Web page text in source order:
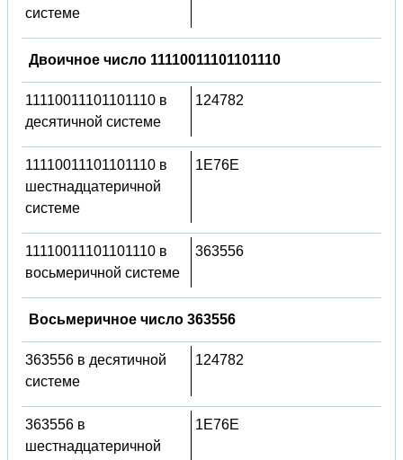
системе
Двоичное число 11110011101101110
11110011101101110 в
десятичной системе
124782
11110011101101110 в
шестнадцатеричной
системе
1E76E
11110011101101110 в
восьмеричной системе
363556
Восьмеричное число 363556
363556 в десятичной
системе
124782
363556 в
шестнадцатеричной
1E76E